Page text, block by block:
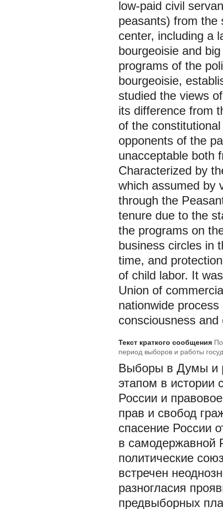
low-paid civil
peasants) from the
center, including a
bourgeoisie and
programs of the
bourgeoisie,
studied the views
its difference from
of the
opponents of the
unacceptable both
Characterized by
which assumed by
through the
tenure due to the
the programs on
business circles in
time, and
of child labor. It
Union of
nationwide
consciousness
Текст краткого сообщения
период выборов и работы
Выборы в Думы и
этапом в
России и
прав и свобод
спасение России
в самодержавной
политические
встречен
разногласия
предвыборных